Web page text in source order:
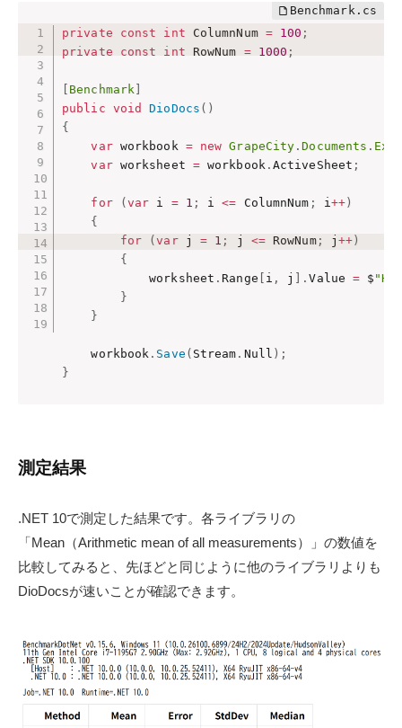
private const int ColumnNum = 100 ;
private
const int RowNum = 1000 ;
Benchmark
public void DioDocs ( )
{
var workbook = new GrapeCity .Documents .
var worksheet = workbook. ActiveSheet ;
for ( var i = 1 ; i <= ColumnNum ; i++ )
{
for
(var j = 1 ; j <= RowNum; j ++ )
{
            worksheet
. Range i , j .Value = $
}
}
    workbook
. Save ( Stream . Null ) ;
}
測定結果
.NET 10で測定した結果です。各ライブラリの
「Mean（Arithmetic mean of all measurements）」の数値を
比較してみると、先ほどと同じように他のライブラリよりも
DioDocsが速いことが確認できます。